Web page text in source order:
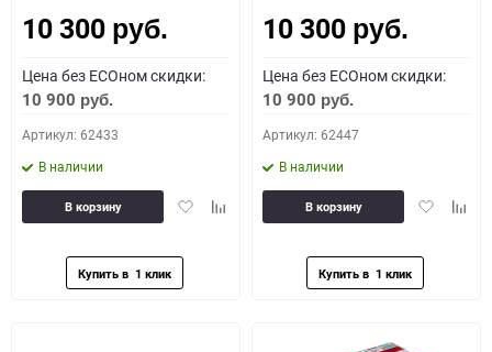
10 300 руб.
Цена без ECOном скидки:
10 900 руб.
Артикул: 62433
В наличии
ДобавитьДобавить
В корзину
10 300 руб.
Цена без ECOном скидки:
10 900 руб.
Артикул: 62447
В наличии
Добавить
В корзину